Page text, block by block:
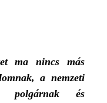
ma nincs más
a nemzeti
polgárnak és